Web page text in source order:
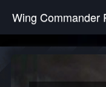
Wing Commander